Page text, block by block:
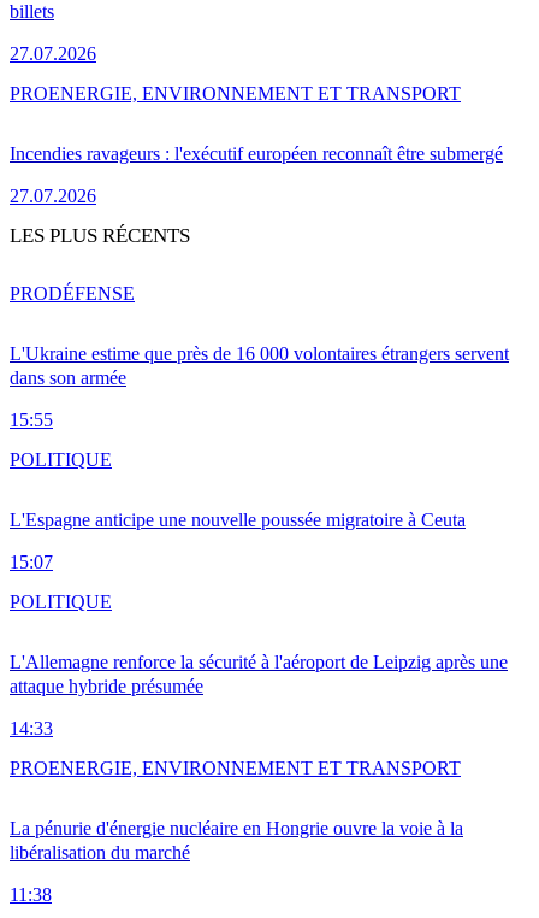
billets
27.07.2026
Incendies ravageurs : l'exécutif européen reconnaît être submergé
27.07.2026
PROENERGIE, ENVIRONNEMENT ET TRANSPORT
LES PLUS RÉCENTS
L'Ukraine estime que près de 16 000 volontaires étrangers servent
dans son armée
15:55
PRODÉFENSE
L'Espagne anticipe une nouvelle poussée migratoire à Ceuta
15:07
POLITIQUE
L'Allemagne renforce la sécurité à l'aéroport de Leipzig après une
attaque hybride présumée
14:33
POLITIQUE
La pénurie d'énergie nucléaire en Hongrie ouvre la voie à la
libéralisation du marché
11:38
PROENERGIE, ENVIRONNEMENT ET TRANSPORT